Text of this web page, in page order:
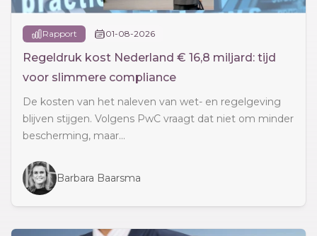
Rapport 01-08-2026
Regeldruk kost Nederland € 16,8 miljard: tijd
voor slimmere compliance
De kosten van het naleven van wet- en regelgeving
blijven stijgen. Volgens PwC vraagt dat niet om minder
bescherming, maar...
Barbara Baarsma